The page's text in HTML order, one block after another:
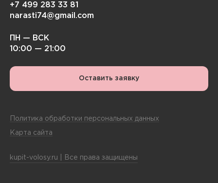
+7 499 283 33 81
narasti74@gmail.com
ПН — ВСК
10:00 — 21:00
Оставить заявку
Политика обработки персональных данных
Карта сайта
kupit-volosy.ru | Все права защищены